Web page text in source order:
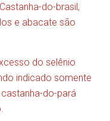
do-brasil,
e abacate são
do selênio
indicado somente
do-pará